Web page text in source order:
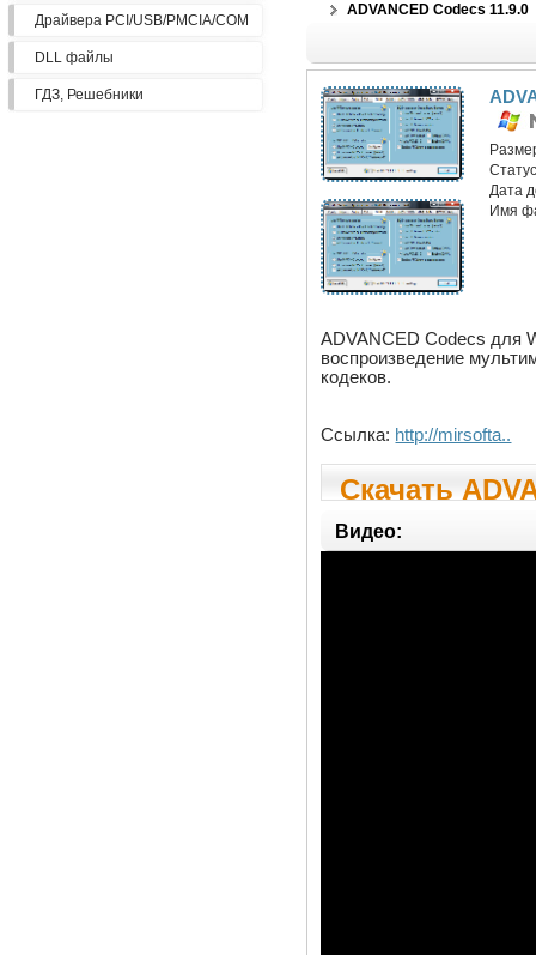
Драйвера PCI/USB/PMCIA/COM
DLL файлы
ГДЗ, Решебники
ADVANCED Codecs 11.9.0
Дата
Имя
ADVANCED Codecs для
воспроизведение
кодеков.
Ссылка: http://mirsofta..
Скачать
Видео: